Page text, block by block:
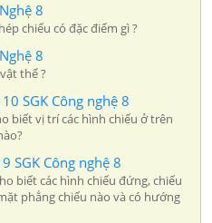
8
chiếu có đặc điểm gì ?
8
thể ?
SGK Công nghệ 8
biết vị trí các hình chiếu ở trên
SGK Công nghệ 8
biết các hình chiếu đứng, chiếu
phẳng chiếu nào và có hướng